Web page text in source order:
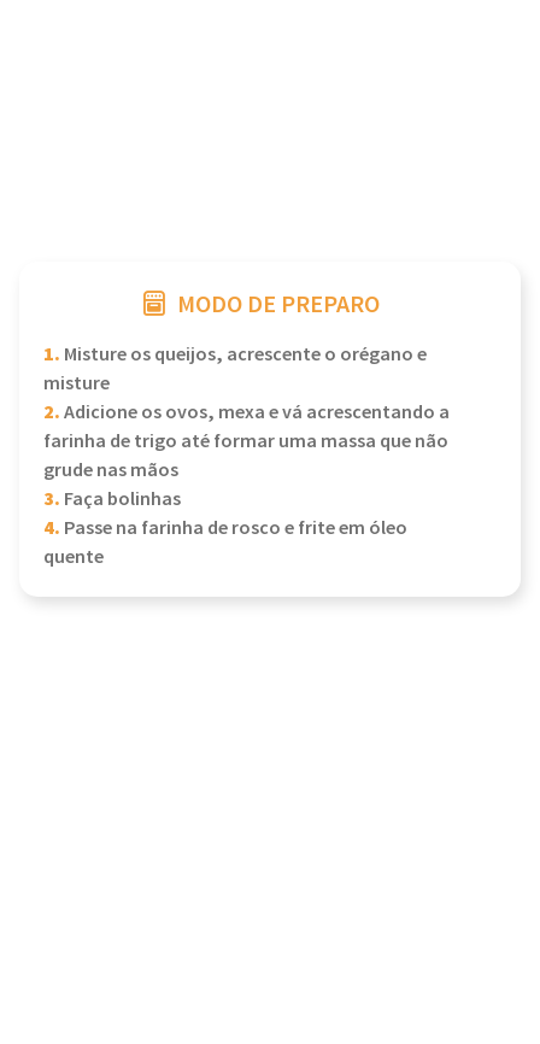
MODO DE PREPARO
1. Misture os queijos, acrescente o orégano e
misture
2.Adicione os ovos, mexa e vá acrescentando a
farinha de trigo até formar uma massa que não
grude nas mãos
3. Faça bolinhas
4. Passe na farinha de rosco e frite em óleo
quente